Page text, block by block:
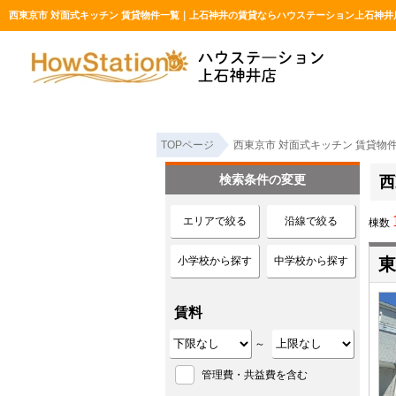
西東京市 対面式キッチン 賃貸物件一覧｜上石神井の賃貸ならハウステーション上石神井
TOPページ 西東京市 対面式キッチン 賃貸物
棟数
検索条件の変更
エリアで絞る 沿線で絞る
小学校から探す 中学校から探す
賃料
～
管理費・共益費を含む